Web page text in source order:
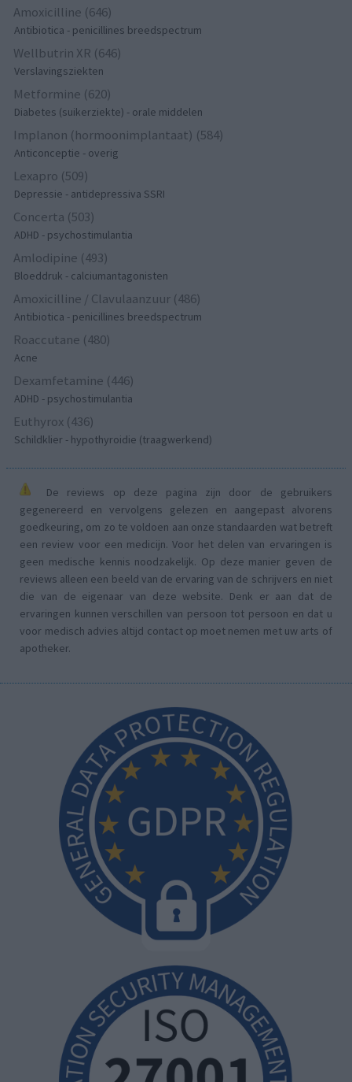
Amoxicilline (646)
Antibiotica - penicillines breedspectrum
Wellbutrin XR (646)
Verslavingsziekten
Metformine (620)
Diabetes (suikerziekte) - orale middelen
Implanon (hormoonimplantaat) (584)
Anticonceptie - overig
Lexapro (509)
Depressie - antidepressiva SSRI
Concerta (503)
ADHD - psychostimulantia
Amlodipine (493)
Bloeddruk - calciumantagonisten
Amoxicilline / Clavulaanzuur (486)
Antibiotica - penicillines breedspectrum
Roaccutane (480)
Acne
Dexamfetamine (446)
ADHD - psychostimulantia
Euthyrox (436)
Schildklier - hypothyroidie (traagwerkend)
De reviews op deze pagina zijn door de gebruikers
gegenereerd en vervolgens gelezen en aangepast alvorens
goedkeuring, om zo te voldoen aan onze standaarden wat betreft
een review voor een medicijn. Voor het delen van ervaringen is
geen medische kennis noodzakelijk. Op deze manier geven de
reviews alleen een beeld van de ervaring van de schrijvers en niet
die van de eigenaar van deze website. Denk er aan dat de
ervaringen kunnen verschillen van persoon tot persoon en dat u
voor medisch advies altijd contact op moet nemen met uw arts of
apotheker.